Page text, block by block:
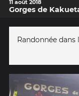
11 août 2018
Gorges de
Randonnée